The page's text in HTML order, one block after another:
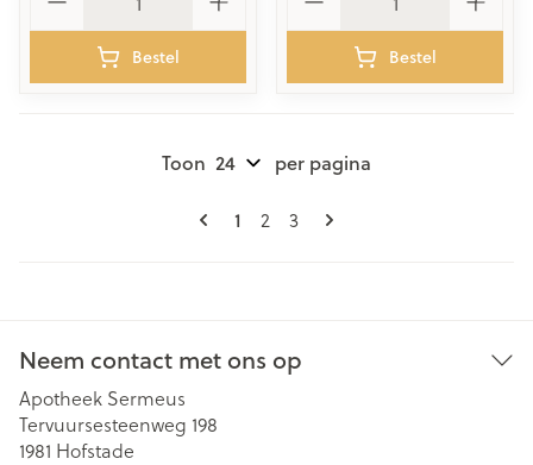
Bestel Bestel
Pagina's
U lees momenteel pagina
1 Pagina
2 Pagina
3
Toon per pagina
Neem contact met ons op
Apotheek Sermeus
Tervuursesteenweg 198
1981 Hofstade